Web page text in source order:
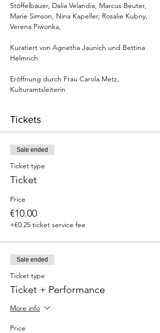
Stöffelbauer, Dalia Velandia, Marcus Beuter,
Marie Simson, Nina Kapeller, Rosalie Kubny,
Verena Piwonka,
Kuratiert von Agnetha Jaunich und Bettina
Helmrich
Eröffnung durch Frau Carola Metz,
Kulturamtsleiterin
Tickets
Sale ended
Ticket type
Ticket
Price
€10.00
+€0.25 ticket service fee
Sale ended
Ticket type
Ticket + Performance
More info
Price